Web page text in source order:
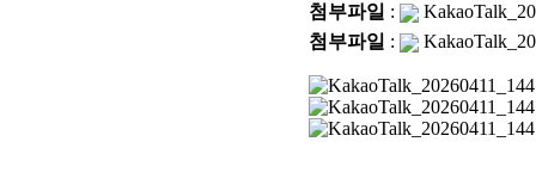
첨부파일 :
첨부파일 :